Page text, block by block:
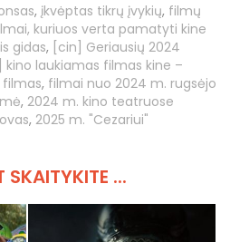
, įkvėptas tikrų įvykių, filmų
kuriuos verta pamatyti kine
gidas, [cin] Geriausių 2024
kino laukiamas filmas kine –
filmas, filmai nuo 2024 m. rugsėjo
, 2024 m. kino teatruose
, 2025 m. "Cezariui"
SKAITYKITE ...